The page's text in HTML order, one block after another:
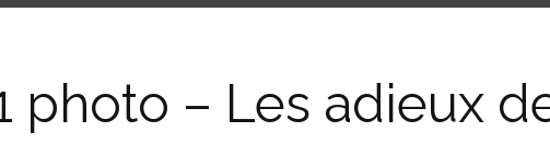
photo – Les adieux